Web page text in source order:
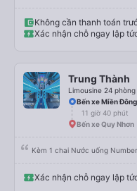
bố mẹ đi, bố mẹ khen không
Không cần thanh toán
Xác nhận chỗ ngay lập
Trung Thành
Limousine 24 phòng
Bến xe Miền Đông
11 giờ 40 phút
Bến xe Quy Nhơn
Kèm 1 chai Nước uống
Xác nhận chỗ ngay lập